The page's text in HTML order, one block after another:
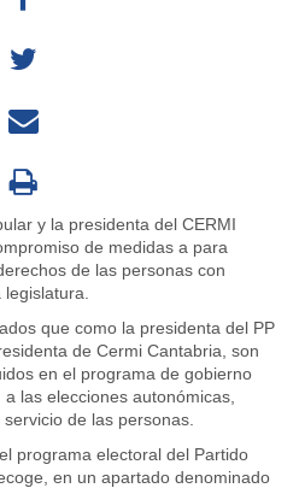
y la presidenta del CERMI
de medidas a para
de las personas con
que como la presidenta del PP
de Cermi Cantabria, son
en el programa de gobierno
las elecciones autonómicas,
de las personas.
programa electoral del Partido
en un apartado denominado